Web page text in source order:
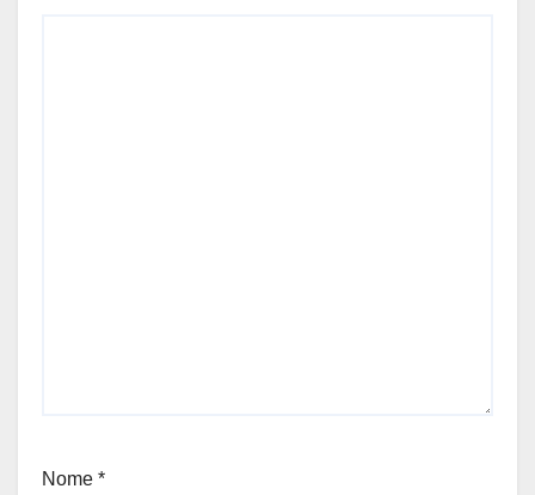
Nome *